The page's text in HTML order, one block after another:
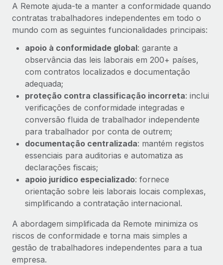
A Remote ajuda-te a manter a conformidade quando
contratas trabalhadores independentes em todo o
mundo com as seguintes funcionalidades principais:
apoio à conformidade global: garante a
observância das leis laborais em 200+ países,
com contratos localizados e documentação
adequada;
proteção contra classificação incorreta: inclui
verificações de conformidade integradas e
conversão fluida de trabalhador independente
para trabalhador por conta de outrem;
documentação centralizada: mantém registos
essenciais para auditorias e automatiza as
declarações fiscais;
apoio jurídico especializado: fornece
orientação sobre leis laborais locais complexas,
simplificando a contratação internacional.
A abordagem simplificada da Remote minimiza os
riscos de conformidade e torna mais simples a
gestão de trabalhadores independentes para a tua
empresa.